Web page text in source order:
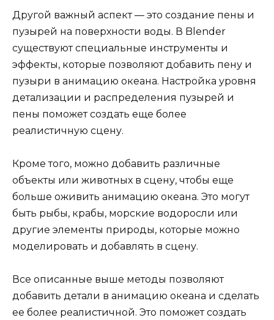
Другой важный аспект — это создание пены и
пузырей на поверхности воды. В Blender
существуют специальные инструменты и
эффекты, которые позволяют добавить пену и
пузыри в анимацию океана. Настройка уровня
детализации и распределения пузырей и
пены поможет создать еще более
реалистичную сцену.
Кроме того, можно добавить различные
объекты или животных в сцену, чтобы еще
больше оживить анимацию океана. Это могут
быть рыбы, крабы, морские водоросли или
другие элементы природы, которые можно
моделировать и добавлять в сцену.
Все описанные выше методы позволяют
добавить детали в анимацию океана и сделать
ее более реалистичной. Это поможет создать